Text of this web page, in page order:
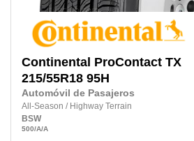
Continental ProContact TX
215/55R18 95H
Automóvil de Pasajeros
All-Season / Highway Terrain
BSW
500/A/A